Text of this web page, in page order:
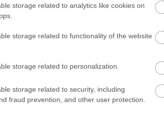
storage related to analytics like cookies on
storage related to functionality of the website
storage related to personalization.
storage related to security, including
fraud prevention, and other user protection.
n.
könyvmolyok
Olvasokkk
Puma
Rita olvas
Sajtosrolo
szeee